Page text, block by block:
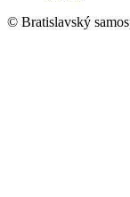
© Bratislavský